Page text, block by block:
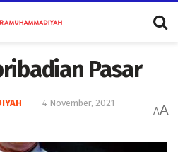
Pasar
4 November, 2021
AA